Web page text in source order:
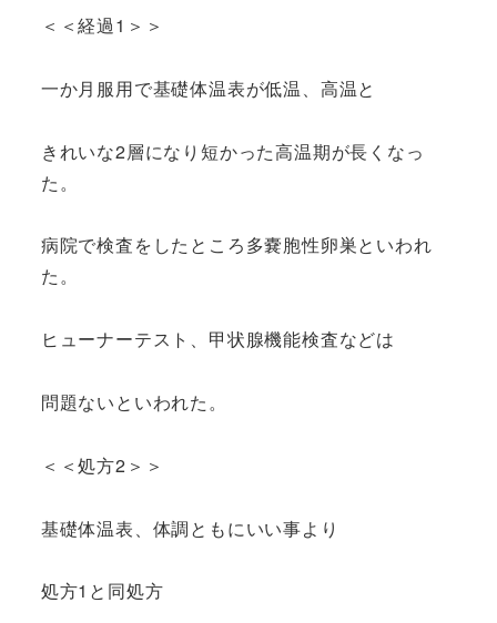
＜＜経過1＞＞
一か月服用で基礎体温表が低温、高温と
きれいな2層になり短かった高温期が長くなっ
た。
病院で検査をしたところ多嚢胞性卵巣といわれ
た。
ヒューナーテスト、甲状腺機能検査などは
問題ないといわれた。
＜＜処方2＞＞
基礎体温表、体調ともにいい事より
処方1と同処方